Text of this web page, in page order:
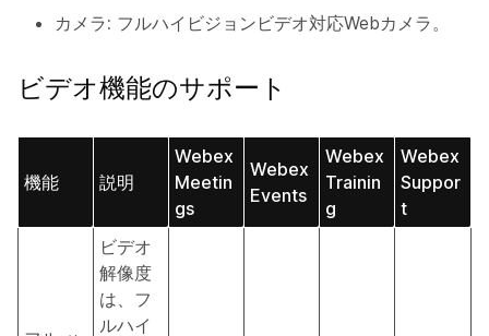
カメラ: フルハイビジョンビデオ対応Webカメラ。
ビデオ機能のサポート
機能 説明
Webex
Meetin
gs
Webex
Events
Webex
Trainin
g
Webex
Suppor
t
ビデオ
解像度
は、フ
ルハイ